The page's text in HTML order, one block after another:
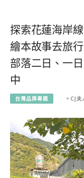
探索花蓮海岸
繪本故事去旅
部落二日、一
中
台灣品牌專題 。CJ夫